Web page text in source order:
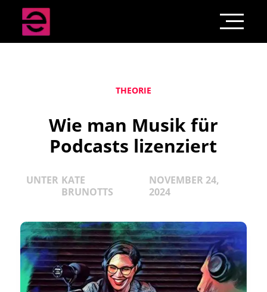
THEORIE
Wie man Musik für
Podcasts lizenziert
UNTER KATE
BRUNOTTS
NOVEMBER 24,
2024